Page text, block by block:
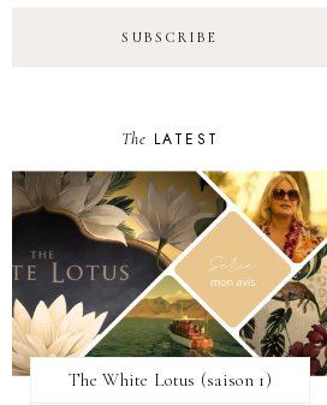
The LATEST
The White Lotus (saison 1)